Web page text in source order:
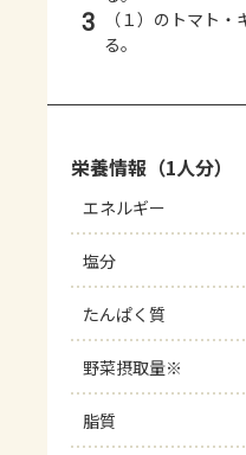
3
（１）のトマト
る。
栄養情報（1人分）
エネルギー
塩分
たんぱく質
野菜摂取量※
脂質